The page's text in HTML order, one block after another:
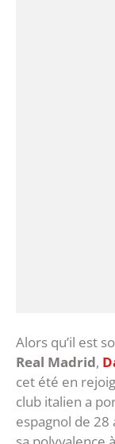
Alors qu’il est
Real Madrid,
cet été en
club italien a
espagnol de 28